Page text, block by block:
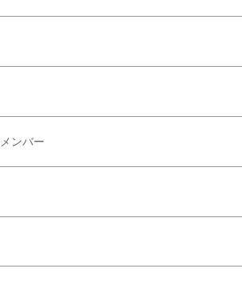
ンバー